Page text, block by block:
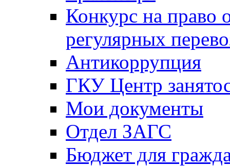
Конкурс на право
регулярных
Антикоррупция
ГКУ Центр
Мои документы
Отдел ЗАГС
Бюджет для